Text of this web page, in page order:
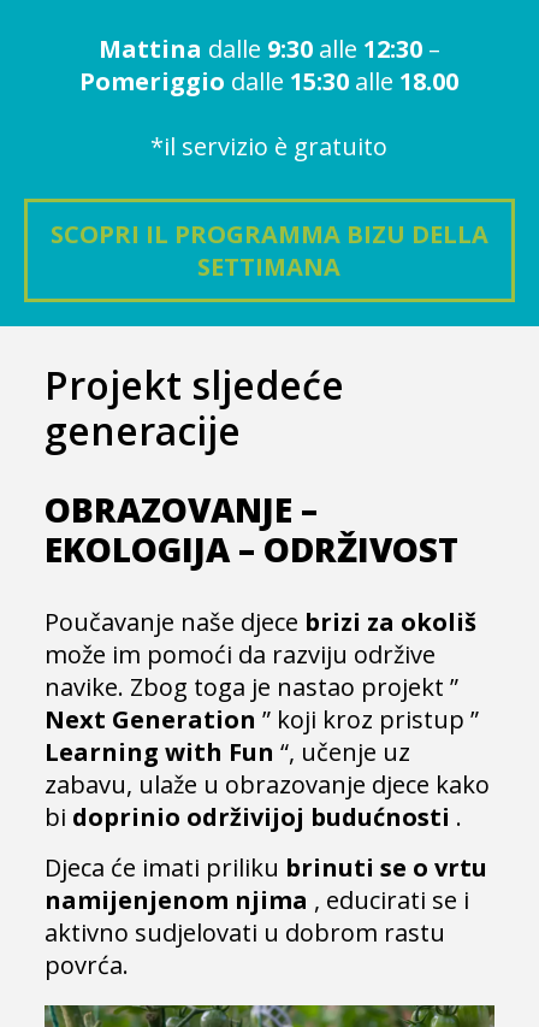
Mattina dalle 9:30alle 12:30 –
Pomeriggio dalle 15:30 alle 18.00
*il servizio è gratuito
SCOPRI IL PROGRAMMA BIZU DELLA
SETTIMANA
Projekt sljedeće
generacije
OBRAZOVANJE –
EKOLOGIJA – ODRŽIVOST
Poučavanje naše djece brizi za okoliš
može im pomoći da razviju održive
navike. Zbog toga je nastao projekt ”
Next Generation ” koji kroz pristup ”
Learning with Fun “, učenje uz
zabavu, ulaže u obrazovanje djece kako
bi doprinio održivijoj budućnosti .
Djeca će imati priliku brinuti se o vrtu
namijenjenom njima , educirati se i
aktivno sudjelovati u dobrom rastu
povrća.